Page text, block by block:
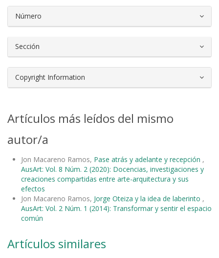
Número
Sección
Copyright Information
Artículos más leídos del mismo
autor/a
Jon Macareno Ramos, Pase atrás y adelante y recepción ,
AusArt: Vol. 8 Núm. 2 (2020): Docencias, investigaciones y
creaciones compartidas entre arte-arquitectura y sus
efectos
Jon Macareno Ramos, Jorge Oteiza y la idea de laberinto ,
AusArt: Vol. 2 Núm. 1 (2014): Transformar y sentir el espacio
común
Artículos similares